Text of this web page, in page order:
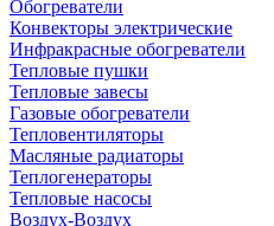
Обогреватели
Конвекторы электрические
Инфракрасные обогреватели
Тепловые пушки
Тепловые завесы
Газовые обогреватели
Тепловентиляторы
Масляные радиаторы
Теплогенераторы
Тепловые насосы
Воздух-Воздух